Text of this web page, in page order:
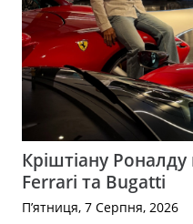
Кріштіану Роналду
Ferrari та Bugatti
П’ятниця, 7 Серпня, 2026